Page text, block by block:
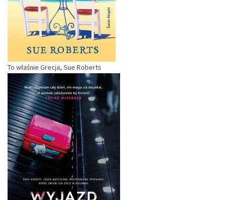
To właśnie Grecja, Sue Roberts